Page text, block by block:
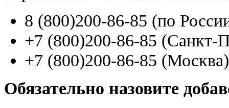
8 (800)200-86-85 (по
+7 (800)200-86-85 (Санкт-
+7 (800)200-86-85 (Москва)
Обязательно назовите